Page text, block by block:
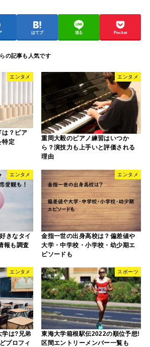
はてブ 送る Pocket
エンタメ
は？ピア
特定
エンタメ
重岡大毅のピアノ練習はいつか
ら？演技力も上手いと評価される
理由
エンタメ
きなタイ
報も調査
エンタメ
金指一世の出身高校は？偏差値や
大学・中学校・小学校・幼少期エ
ピソードも
エンタメ
学は?兄弟
プロフィ
スポーツ
東海大学箱根駅伝2022の順位予想!
区間エントリーメンバー一覧も